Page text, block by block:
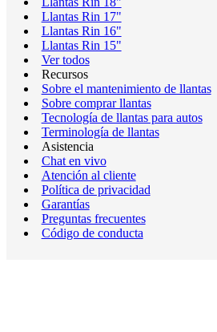
Llantas Rin 17"
Llantas Rin 16"
Llantas Rin 15"
Ver todos
Recursos
Sobre el mantenimiento de llantas
Sobre comprar llantas
Tecnología de llantas para autos
Terminología de llantas
Asistencia
Chat en vivo
Atención al cliente
Política de privacidad
Garantías
Preguntas frecuentes
Código de conducta